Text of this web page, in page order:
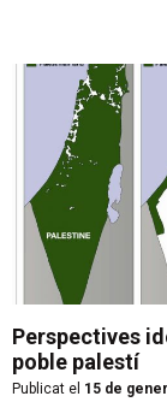
Perspectives
poble palestí
Publicat el 15 de